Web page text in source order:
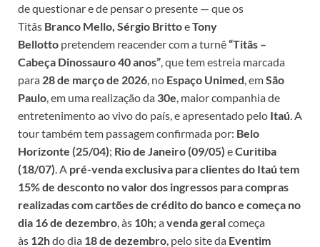
de questionar e de pensar o presente — que os
Titãs Branco Mello, Sérgio BrittoeTony
Bellotto pretendem reacender com a turnê“Titãs –
Cabeça Dinossauro 40 anos” , que tem estreia marcada
para 28 de março de 2026 , no Espaço Unimed , emSão
Paulo , em uma realização da 30e , maior companhia de
entretenimento ao vivo do país, e apresentado pelo Itaú . A
tour também tem passagem confirmada por: Belo
Horizonte (25/04); Rio de Janeiro (09/05) eCuritiba
(18/07) . A pré-venda exclusiva para clientes do Itaú tem
15% de desconto no valor dos ingressos para compras
realizadas com cartões de crédito do banco e começa no
dia 16 de dezembro , às 10h; avenda geralcomeça
às 12hdo dia 18 de dezembro , pelo site da Eventim